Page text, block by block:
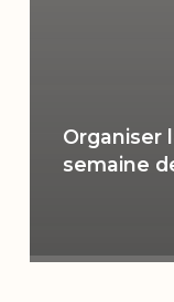
Organiser
semaine